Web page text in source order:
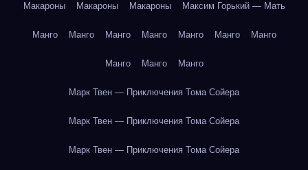
Макароны Макароны Макароны Максим Горький — Мать
Манго Манго Манго Манго Манго Манго Манго
Манго Манго Манго
Марк Твен — Приключения Тома Сойера
Марк Твен — Приключения Тома Сойера
Марк Твен — Приключения Тома Сойера